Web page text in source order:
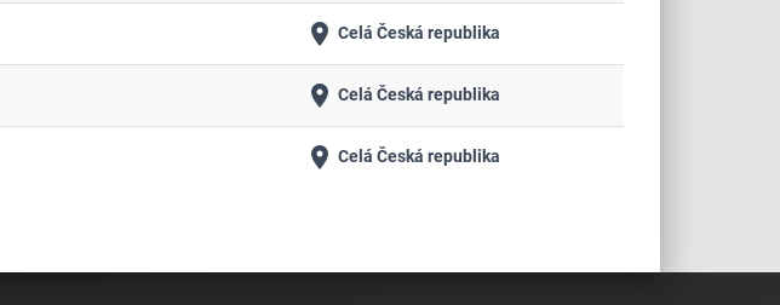
place Celá Česká republika
place Celá Česká republika
place Celá Česká republika